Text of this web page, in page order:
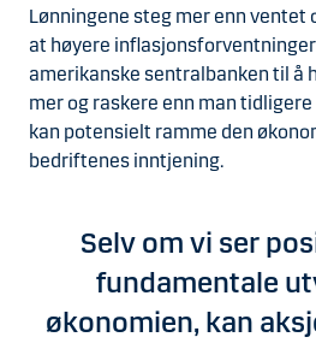
Lønningene steg mer enn
at høyere
amerikanske sentralbanken til å
mer og raskere enn man
kan potensielt ramme den
bedriftenes inntjening.
Selv om vi ser
fundamentale
økonomien, kan